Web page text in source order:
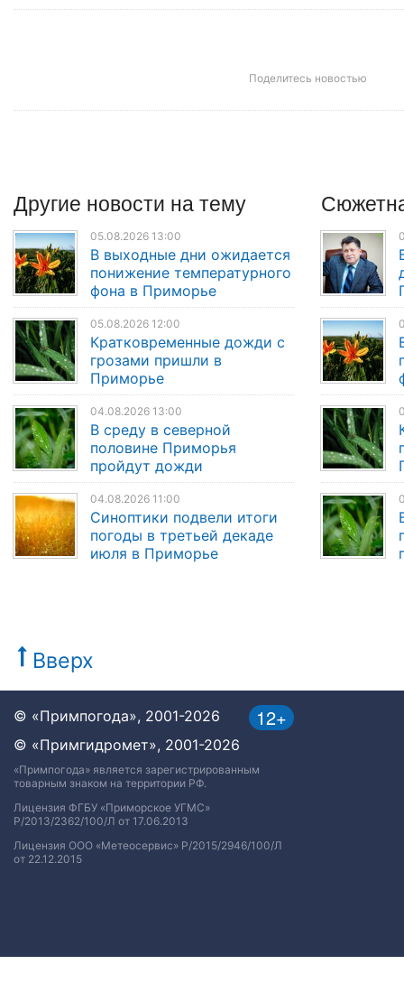
Поделитесь новостью
Другие новости на тему
05.08.2026 13:00
В выходные дни ожидается
понижение температурного
фона в Приморье
05.08.2026 12:00
Кратковременные дожди с
грозами пришли в
Приморье
04.08.2026 13:00
В среду в северной
половине Приморья
пройдут дожди
04.08.2026 11:00
Синоптики подвели итоги
погоды в третьей декаде
июля в Приморье
Вверх
12+
© «Примпогода», 2001-2026
© «Примгидромет», 2001-2026
«Примпогода» является зарегистрированным
товарным знаком на территории РФ.
Лицензия ФГБУ «Приморское УГМС»
Р/2013/2362/100/Л от 17.06.2013
Лицензия ООО «Метеосервис» Р/2015/2946/100/Л
от 22.12.2015